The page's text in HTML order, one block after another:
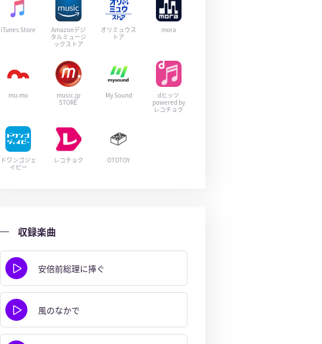
iTunes Store
Amazonデジ
タルミュージ
ックストア
オリミュウス
トア
mora
mu-mo
music.jp
STORE
My Sound
dヒッツ
powered by
レコチョク
ドワンゴジェ
イピー
レコチョク OTOTOY
収録楽曲
安倍前総理に捧ぐ
風のなかで